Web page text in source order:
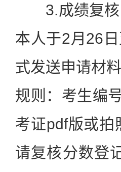
3.成绩复核
本人于2月26
式发送申请材
规则：考生编
考证pdf版或拍
请复核分数登